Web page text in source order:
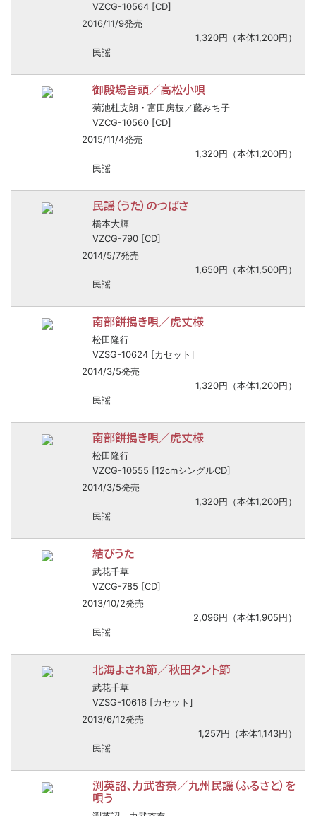
VZCG-10564 [CD]
2016/11/9発売
1,320円（本体1,200円）
民謡
御殿場音頭／高松小唄
菊池杜支朗・富田房枝／藤みち子
VZCG-10560 [CD]
2015/11/4発売
1,320円（本体1,200円）
民謡
民謡（うた）のつばさ
橋本大輝
VZCG-790 [CD]
2014/5/7発売
1,650円（本体1,500円）
民謡
南部餅搗き唄／虎丈様
松田隆行
VZSG-10624 [カセット]
2014/3/5発売
1,320円（本体1,200円）
民謡
南部餅搗き唄／虎丈様
松田隆行
VZCG-10555 [12cmシングルCD]
2014/3/5発売
1,320円（本体1,200円）
民謡
結びうた
武花千草
VZCG-785 [CD]
2013/10/2発売
2,096円（本体1,905円）
民謡
北海よされ節／秋田タント節
武花千草
VZSG-10616 [カセット]
2013/6/12発売
1,257円（本体1,143円）
民謡
渕英詔、力武杏奈／九州民謡（ふるさと）を
唄う